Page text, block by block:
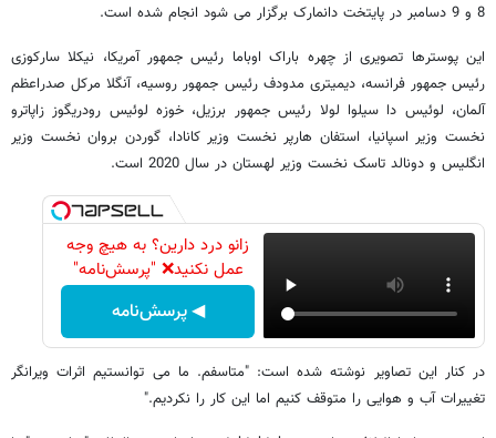
8 و 9 دسامبر در پایتخت دانمارک برگزار می شود انجام شده است.
این پوسترها تصویری از چهره باراک اوباما رئیس جمهور آمریکا، نیکلا سارکوزی
رئیس جمهور فرانسه، دیمیتری مدودف رئیس جمهور روسیه، آنگلا مرکل صدراعظم
آلمان، لوئیس دا سیلوا لولا رئیس جمهور برزیل، خوزه لوئیس رودریگوز زاپاترو
نخست وزیر اسپانیا، استفان هارپر نخست وزیر کانادا، گوردن بروان نخست وزیر
انگلیس و دونالد تاسک نخست وزیر لهستان در سال 2020 است.
زانو درد دارین؟ به هیچ وجه
عمل نکنید❌ "پرسش‌نامه"
◀ پرسش‌نامه
در کنار این تصاویر نوشته شده است: "متاسفم. ما می توانستیم اثرات ویرانگر
تغییرات آب و هوایی را متوقف کنیم اما این کار را نکردیم."